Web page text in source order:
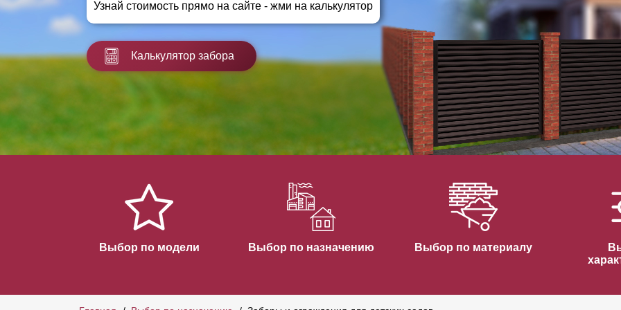
Заборы для дачи
Заборы и ограждения для школ
Забор на участок 10 соток
Горизонтальные заборы
Высокие заборы
Красивые, дизайнерские заборы
ВЫБОР ПО СПОСОБУ МОНТАЖА
Заборы под ключ
Готовые заборы
Быстровозводимые заборы
Узнай стоимость прямо на сайте - жми на калькулятор
Калькулятор забора
Выбор по модели Выбор по назначению Выбор по материалу